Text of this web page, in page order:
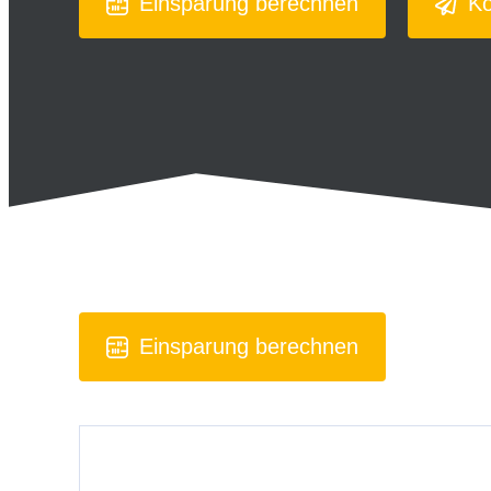
Einsparung berechnen